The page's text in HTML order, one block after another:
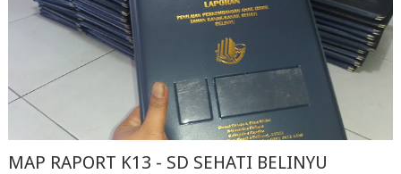
MAP RAPORT K13 - SD SEHATI BELINYU